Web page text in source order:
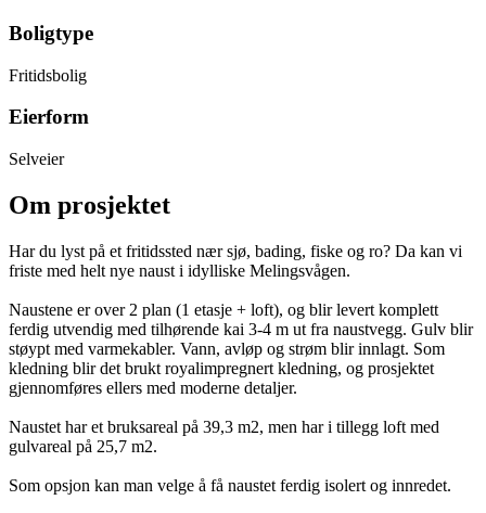
Boligtype
Fritidsbolig
Eierform
Selveier
Om prosjektet
Har du lyst på et fritidssted nær sjø, bading, fiske og ro? Da kan vi
friste med helt nye naust i idylliske Melingsvågen.
Naustene er over 2 plan (1 etasje + loft), og blir levert komplett
ferdig utvendig med tilhørende kai 3-4 m ut fra naustvegg. Gulv blir
støypt med varmekabler. Vann, avløp og strøm blir innlagt. Som
kledning blir det brukt royalimpregnert kledning, og prosjektet
gjennomføres ellers med moderne detaljer.
Naustet har et bruksareal på 39,3 m2, men har i tillegg loft med
gulvareal på 25,7 m2.
Som opsjon kan man velge å få naustet ferdig isolert og innredet.